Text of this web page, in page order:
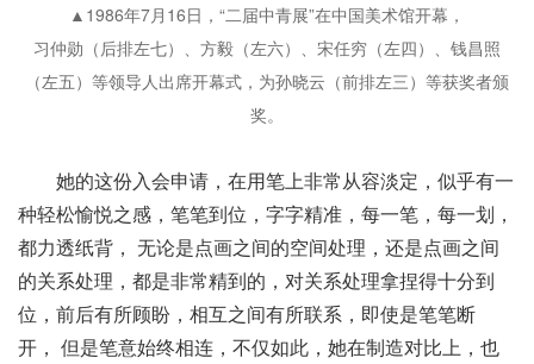
▲1986年7月16日，“二届中青展”在中国美术馆开幕，
习仲勋（后排左七）、方毅（左六）、宋任穷（左四）、钱昌照
（左五）等领导人出席开幕式，为孙晓云（前排左三）等获奖者颁
奖。
她的这份入会申请，在用笔上非常从容淡定，似乎有一
种轻松愉悦之感，笔笔到位，字字精准，每一笔，每一划，
都力透纸背， 无论是点画之间的空间处理，还是点画之间
的关系处理，都是非常精到的，对关系处理拿捏得十分到
位，前后有所顾盼，相互之间有所联系，即使是笔笔断
开， 但是笔意始终相连，不仅如此，她在制造对比上，也